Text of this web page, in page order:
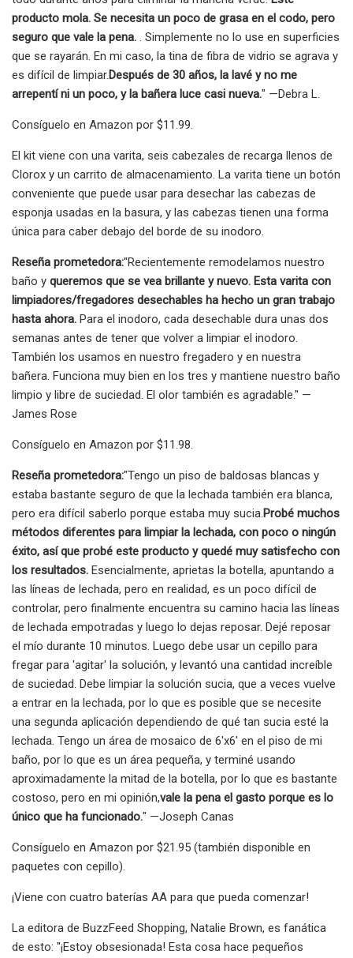
producto mola. Se necesita un poco de grasa en el codo, pero
seguro que vale la pena. . Simplemente no lo use en superficies
que se rayarán. En mi caso, la tina de fibra de vidrio se agrava y
es difícil de limpiar.Después de 30 años, la lavé y no me
arrepentí ni un poco, y la bañera luce casi nueva." —Debra L.
Consíguelo en Amazon por $11.99.
El kit viene con una varita, seis cabezales de recarga llenos de
Clorox y un carrito de almacenamiento. La varita tiene un botón
conveniente que puede usar para desechar las cabezas de
esponja usadas en la basura, y las cabezas tienen una forma
única para caber debajo del borde de su inodoro.
Reseña prometedora:"Recientemente remodelamos nuestro
baño y queremos que se vea brillante y nuevo. Esta varita con
limpiadores/fregadores desechables ha hecho un gran trabajo
hasta ahora. Para el inodoro, cada desechable dura unas dos
semanas antes de tener que volver a limpiar el inodoro.
También los usamos en nuestro fregadero y en nuestra
bañera. Funciona muy bien en los tres y mantiene nuestro baño
limpio y libre de suciedad. El olor también es agradable." —
James Rose
Consíguelo en Amazon por $11.98.
Reseña prometedora:"Tengo un piso de baldosas blancas y
estaba bastante seguro de que la lechada también era blanca,
pero era difícil saberlo porque estaba muy sucia.Probé muchos
métodos diferentes para limpiar la lechada, con poco o ningún
éxito, así que probé este producto y quedé muy satisfecho con
los resultados. Esencialmente, aprietas la botella, apuntando a
las líneas de lechada, pero en realidad, es un poco difícil de
controlar, pero finalmente encuentra su camino hacia las líneas
de lechada empotradas y luego lo dejas reposar. Dejé reposar
el mío durante 10 minutos. Luego debe usar un cepillo para
fregar para 'agitar' la solución, y levantó una cantidad increíble
de suciedad. Debe limpiar la solución sucia, que a veces vuelve
a entrar en la lechada, por lo que es posible que se necesite
una segunda aplicación dependiendo de qué tan sucia esté la
lechada. Tengo un área de mosaico de 6'x6' en el piso de mi
baño, por lo que es un área pequeña, y terminé usando
aproximadamente la mitad de la botella, por lo que es bastante
costoso, pero en mi opinión,vale la pena el gasto porque es lo
único que ha funcionado." —Joseph Canas
Consíguelo en Amazon por $21.95 (también disponible en
paquetes con cepillo).
¡Viene con cuatro baterías AA para que pueda comenzar!
La editora de BuzzFeed Shopping, Natalie Brown, es fanática
de esto: "¡Estoy obsesionada! Esta cosa hace pequeños